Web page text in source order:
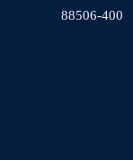
88506-400